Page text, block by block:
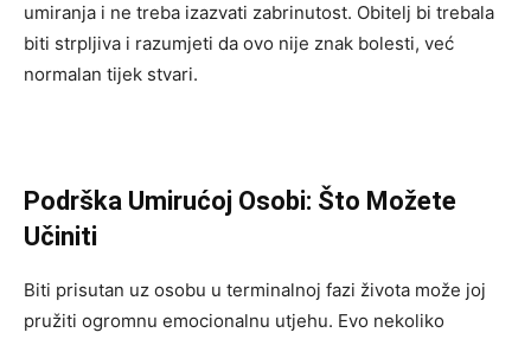
umiranja i ne treba izazvati zabrinutost. Obitelj bi trebala
biti strpljiva i razumjeti da ovo nije znak bolesti, već
normalan tijek stvari.
Podrška Umirućoj Osobi: Što Možete
Učiniti
Biti prisutan uz osobu u terminalnoj fazi života može joj
pružiti ogromnu emocionalnu utjehu. Evo nekoliko